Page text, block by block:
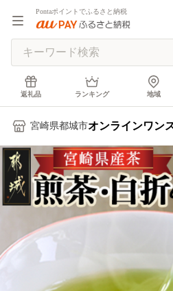
Pontaポイントでふるさと納税
返礼品 ランキング 地域
宮崎県都城市オンラインワン